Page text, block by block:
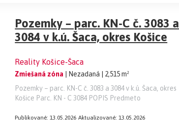
Pozemky – parc. KN-C č. 3083 a
3084 v k.ú. Šaca, okres Košice
Reality Košice-Šaca
Zmiešaná zóna | Nezadaná
| 2,515 m²
Pozemky – parc. KN-C č. 3083 a 3084 v k.ú. Šaca, okres
Košice Parc. KN - C 3084 POPIS Predmeto
Publikované: 13.05.2026 Aktualizované: 13.05.2026